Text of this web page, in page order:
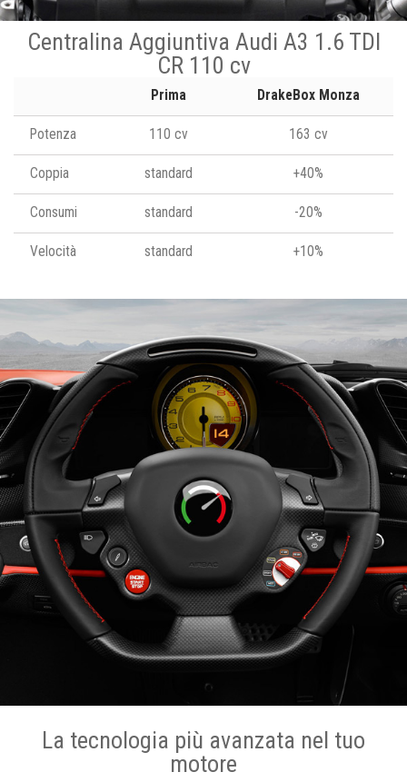
Centralina Aggiuntiva Audi A3 1.6 TDI
CR 110 cv
Prima DrakeBox Monza
Potenza 110 cv 163 cv
Coppia standard +40%
Consumi standard -20%
Velocità standard +10%
La tecnologia più avanzata nel tuo
motore